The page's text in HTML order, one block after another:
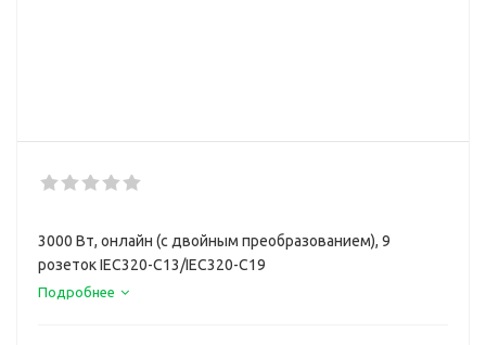
3000 Вт, онлайн (с двойным преобразованием), 9
розеток IEC320-C13/IEC320-C19
Подробнее